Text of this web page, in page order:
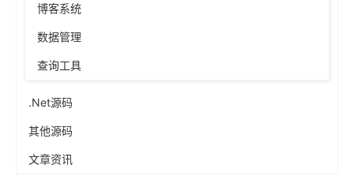
博客系统
数据管理
查询工具
.Net源码
其他源码
文章资讯